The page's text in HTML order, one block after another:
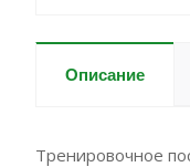
Описание
Тренировочное